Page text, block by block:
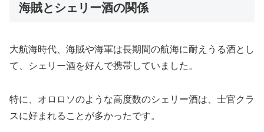
海賊とシェリー酒の関係
大航海時代、海賊や海軍は長期間の航海に耐えうる酒とし
て、シェリー酒を好んで携帯していました。
特に、オロロソのような高度数のシェリー酒は、士官クラ
スに好まれることが多かったです。